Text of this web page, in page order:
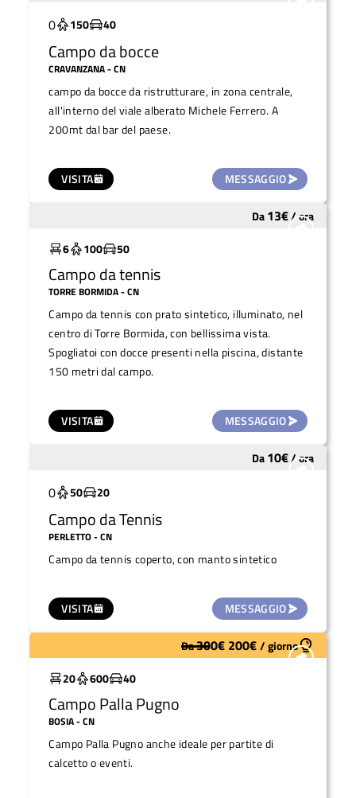
VISITA MESSAGGIO
0
150 40
Campo da bocce
CRAVANZANA- CN
campo da bocce da ristrutturare, in zona centrale,
all'interno del viale alberato Michele Ferrero. A
200mt dal bar del paese.
VISITA MESSAGGIO
Da 13€/ora
6
100 50
Campo da tennis
TORRE BORMIDA- CN
Campo da tennis con prato sintetico, illuminato, nel
centro di Torre Bormida, con bellissima vista.
Spogliatoi con docce presenti nella piscina, distante
150 metri dal campo.
VISITA MESSAGGIO
Da 10€/ora
0 50 20
Campo da Tennis
PERLETTO- CN
Campo da tennis coperto, con manto sintetico
Molto utilizzato Da300€ 200€ /giorno
20
600 40
Campo Palla Pugno
BOSIA- CN
Campo Palla Pugno anche ideale per partite di
calcetto o eventi.